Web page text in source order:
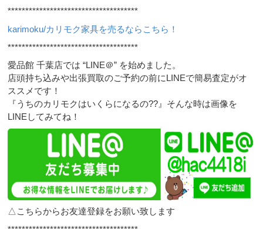
*************************************
karimoku/カリモク家具を売るならこちら！
*************************************
愛品館 千葉店では “LINE＠” を始めました。
店頭持ち込みや出張買取のご予約の前にLINEで簡易査定がオ
ススメです！
『うちのカリモクはいくらになるの??』そんな時は画像を
LINEしてみてね！
△こちらからお友達登録をお願い致します